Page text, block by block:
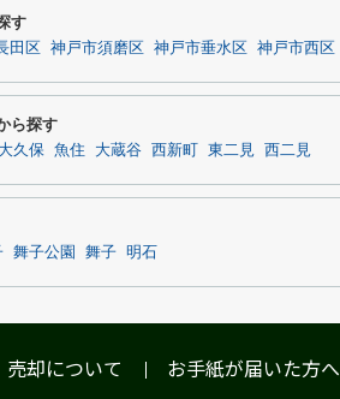
す
田区 神戸市須磨区 神戸市垂水区 神戸市西区
ら探す
大久保 魚住 大蔵谷 西新町 東二見 西二見
舞子公園 舞子 明石
売却について お手紙が届いた方へ